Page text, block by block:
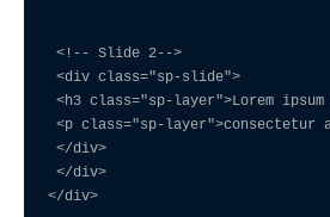
<!-- Slide 2-->
<div class="sp-slide">
<h3 class="sp-layer">Lorem
<p class="sp-
</div>
</div>